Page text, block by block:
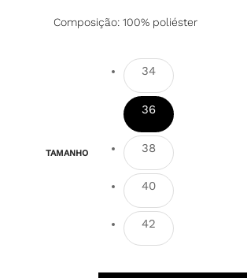
Composição: 100% poliéster
TAMANHO
34
36
38
40
42